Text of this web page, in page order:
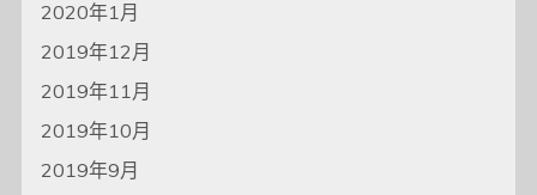
2020年1月
2019年12月
2019年11月
2019年10月
2019年9月